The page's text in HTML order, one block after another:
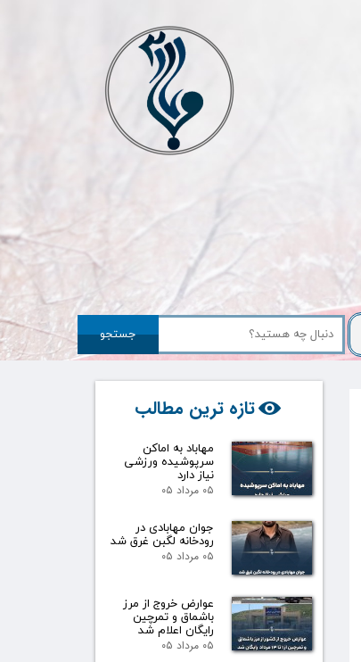
جستجو
تازه ترین مطالب
مهاباد به اماکن
سرپوشیده ورزشی
نیاز دارد
۰۵ مرداد ۰۵
جوان مهابادی در
رودخانه لگبن غرق شد
۰۵ مرداد ۰۵
عوارض خروج از مرز
باشماق و تمرچین
رایگان اعلام شد
۰۵ مرداد ۰۵